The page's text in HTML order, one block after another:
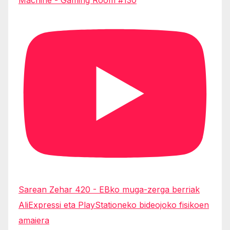
Sarean Zehar 420 - EBko muga-zerga berriak
AliExpressi eta PlayStationeko bideojoko fisikoen
amaiera